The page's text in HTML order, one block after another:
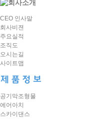
CEO 인사말
회사비젼
주요실적
조직도
오시는길
사이트맵
공기막조형물
에어아치
스카이댄스